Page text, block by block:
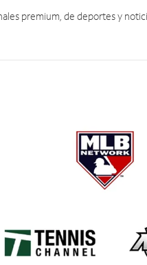
premium, de deportes y